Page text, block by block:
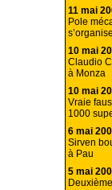
11 mai
Pole
10 mai
Claudio
à Monza
10 mai
Vraie
1000
6 mai
Sirven
à Pau
5 mai